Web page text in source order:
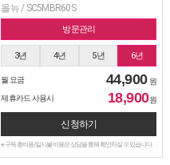
올뉴 / SC5MBR60S
방문관리
3년 4년 5년 6년
월 요금 44,900 원
제휴카드 사용시
18,900원
신청하기
※ 구독 총비용/일시불 비용은 상담을 통해 확인하실 수 있습니다.